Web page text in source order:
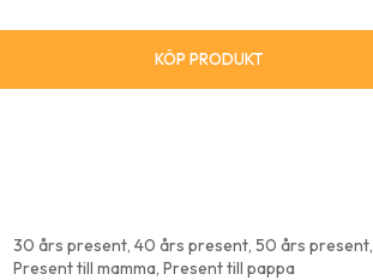
Inflyttningspresenter
KÖP PRODUKT
30 års present, 40 års present, 50 års present,
Present till mamma, Present till pappa